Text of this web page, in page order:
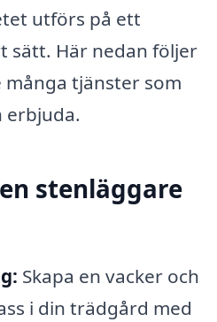
utförs på ett
sätt. Här nedan följer
tjänster som
erbjuda.
stenläggare
Skapa en vacker och
i din trädgård med